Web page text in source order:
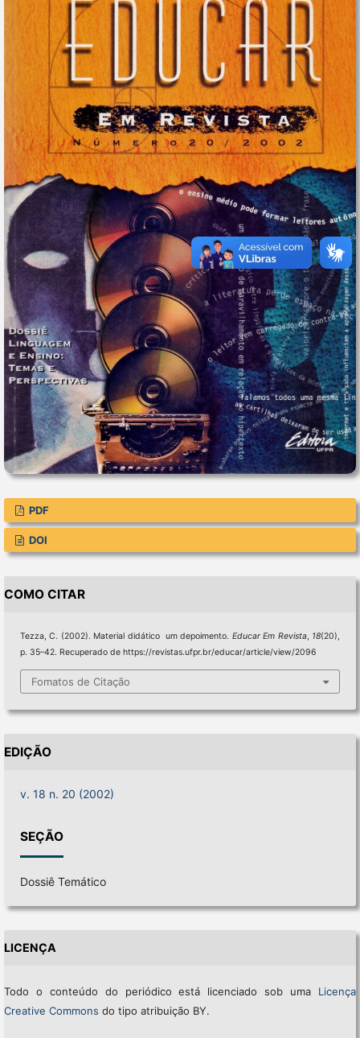
PDF
DOI
COMO CITAR
Tezza, C. (2002). Material didático  um depoimento. Educar Em Revista, 18(20),
p. 35–42. Recuperado de https://revistas.ufpr.br/educar/article/view/2096
Fomatos de Citação
EDIÇÃO
v. 18 n. 20 (2002)
SEÇÃO
Dossiê Temático
LICENÇA
Todo o conteúdo do periódico está licenciado sob uma Licença
Creative Commons do tipo atribuição BY.